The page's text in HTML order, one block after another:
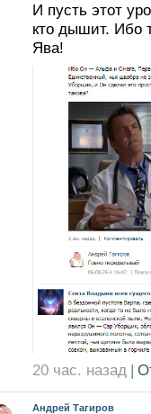
И пусть этот
кто дышит. Ибо
Ява!
20 час. назад |
Андрей Тагиров